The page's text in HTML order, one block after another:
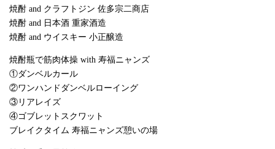
焼酎 and クラフトジン 佐多宗二商店
焼酎 and 日本酒 重家酒造
焼酎 and ウイスキー 小正醸造
焼酎瓶で筋肉体操 with 寿福ニャンズ
①ダンベルカール
②ワンハンドダンベルローイング
③リアレイズ
④ゴブレットスクワット
ブレイクタイム 寿福ニャンズ憩いの場